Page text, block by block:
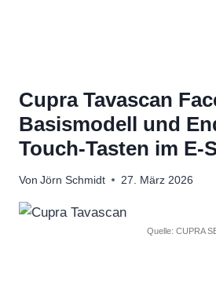
Cupra Tavascan
Basismodell und
Touch-Tasten im E-
Von Jörn Schmidt 27. März 2026
Quelle: CUPRA